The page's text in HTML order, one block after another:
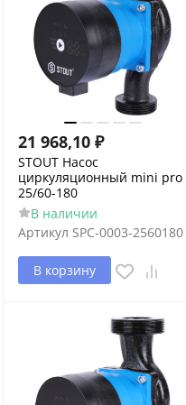
21 968,10 ₽
STOUT Насос
циркуляционный mini pro
25/60-180
В наличии
Артикул SPC-0003-2560180
В корзину